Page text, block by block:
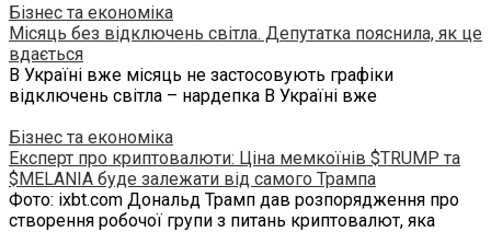
Бізнес та економіка
Місяць без відключень світла. Депутатка пояснила, як це
вдається
В Україні вже місяць не застосовують графіки
відключень світла – нардепка В Україні вже
Бізнес та економіка
Експерт про криптовалюти: Ціна мемкоїнів $TRUMP та
$MELANIA буде залежати від самого Трампа
Фото: ixbt.com Дональд Трамп дав розпорядження про
створення робочої групи з питань криптовалют, яка